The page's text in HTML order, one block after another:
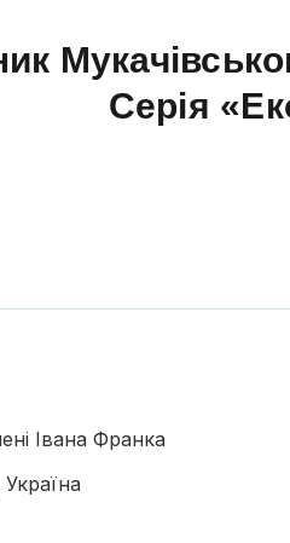
Серія
Івана Франка